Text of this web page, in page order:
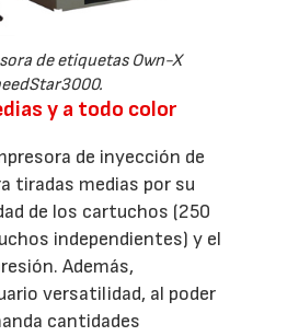
de etiquetas Own-X
y a todo color
de inyección de
tiradas medias por su
de los cartuchos (250
independientes) y el
Además,
versatilidad, al poder
cantidades